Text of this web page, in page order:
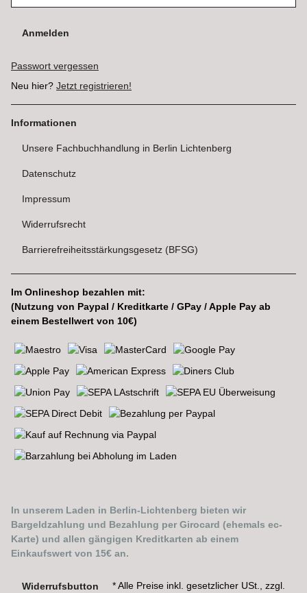
Anmelden
Passwort vergessen
Neu hier? Jetzt registrieren!
Informationen
Unsere Fachbuchhandlung in Berlin Lichtenberg
Datenschutz
Impressum
Widerrufsrecht
Barrierefreiheitsstärkungsgesetz (BFSG)
Im Onlineshop bezahlen mit:
(Nutzung von Paypal / Kreditkarte / GPay / Apple Pay ab
einem Bestellwert von 10€)
In unserem Laden in Berlin-Lichtenberg bieten wir
Bargeldzahlung und Bezahlung per Girocard (ehemals ec-
Karte) und allen gängigen Kreditkarten ab einem
Einkaufswert von 15€ an.
Widerrufsbutton * Alle Preise inkl. gesetzlicher USt., zzgl.